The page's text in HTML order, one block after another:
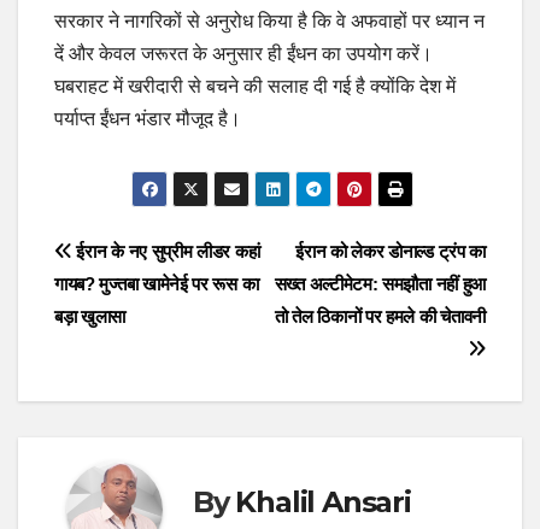
सरकार ने नागरिकों से अनुरोध किया है कि वे अफवाहों पर ध्यान न
दें और केवल जरूरत के अनुसार ही ईंधन का उपयोग करें।
घबराहट में खरीदारी से बचने की सलाह दी गई है क्योंकि देश में
पर्याप्त ईंधन भंडार मौजूद है।
Post
navigation
ईरान को लेकर डोनाल्ड ट्रंप का
सख्त अल्टीमेटम: समझौता नहीं हुआ
तो तेल ठिकानों पर हमले की चेतावनी
ईरान के नए सुप्रीम लीडर कहां
गायब? मुज्तबा खामेनेई पर रूस का
बड़ा खुलासा
ByKhalil Ansari